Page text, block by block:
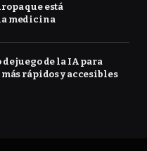
que está
medicina
juego de la IA para
rápidos y accesibles